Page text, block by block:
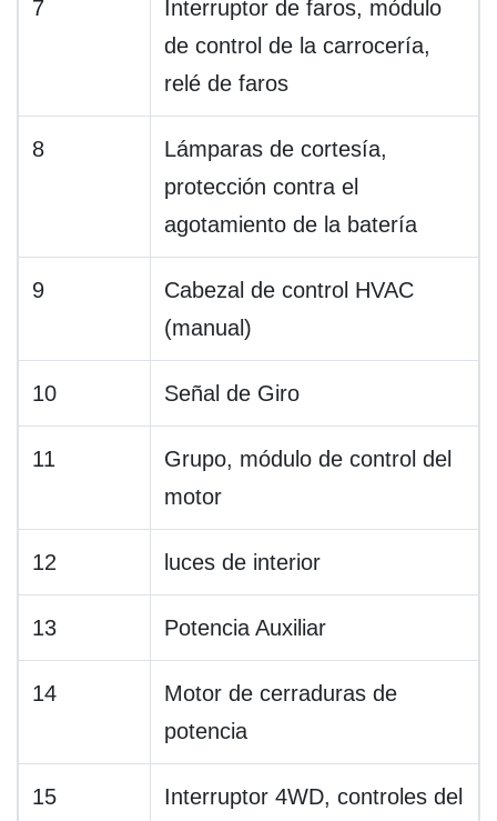
7
Interruptor de faros, módulo
de control de la carrocería,
relé de faros
8
Lámparas de cortesía,
protección contra el
agotamiento de la batería
9
Cabezal de control HVAC
(manual)
10 Señal de Giro
11
Grupo, módulo de control del
motor
12 luces de interior
13 Potencia Auxiliar
14
Motor de cerraduras de
potencia
15
Interruptor 4WD, controles del